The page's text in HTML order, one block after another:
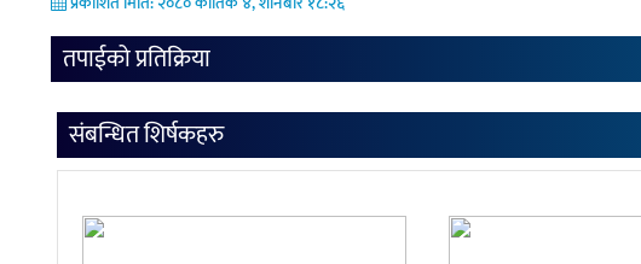
तपाईको प्रतिक्रिया
संबन्धित शिर्षकहरु